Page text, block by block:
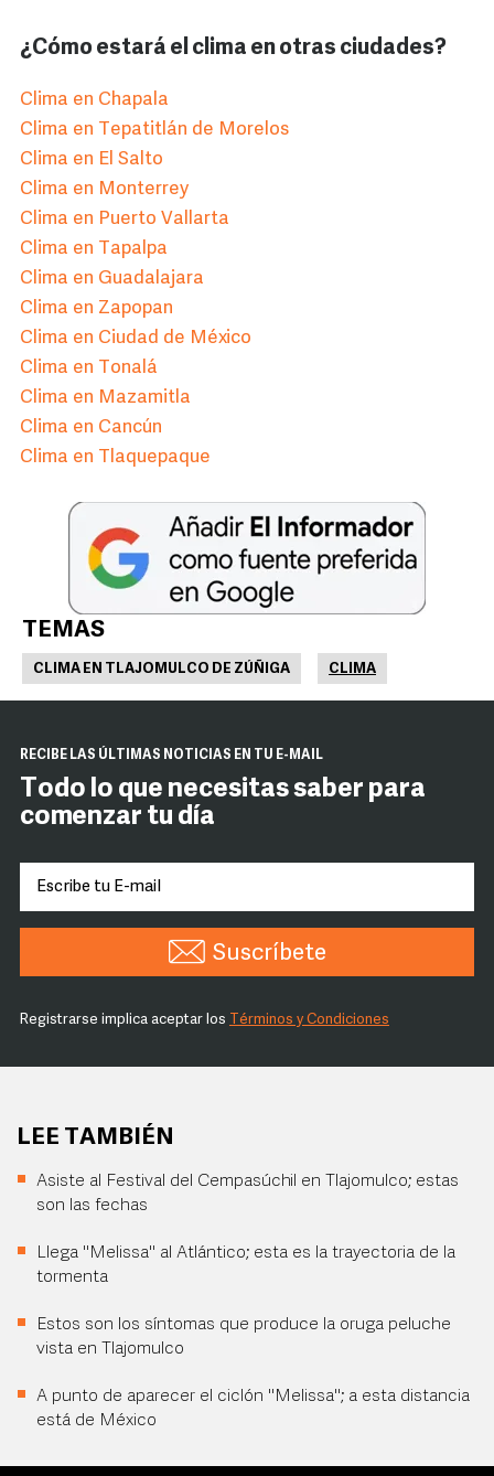
¿Cómo estará el clima en otras ciudades?
Clima en Chapala
Clima en Tepatitlán de Morelos
Clima en El Salto
Clima en Monterrey
Clima en Puerto Vallarta
Clima en Tapalpa
Clima en Guadalajara
Clima en Zapopan
Clima en Ciudad de México
Clima en Tonalá
Clima en Mazamitla
Clima en Cancún
Clima en Tlaquepaque
TEMAS
CLIMA EN TLAJOMULCO DE ZÚÑIGA CLIMA
RECIBE LAS ÚLTIMAS NOTICIAS EN TU E-MAIL
Todo lo que necesitas saber para
comenzar tu día
Suscríbete
Registrarse implica aceptar los Términos y Condiciones
LEE TAMBIÉN
Asiste al Festival del Cempasúchil en Tlajomulco; estas
son las fechas
Llega "Melissa" al Atlántico; esta es la trayectoria de la
tormenta
Estos son los síntomas que produce la oruga peluche
vista en Tlajomulco
A punto de aparecer el ciclón "Melissa"; a esta distancia
está de México